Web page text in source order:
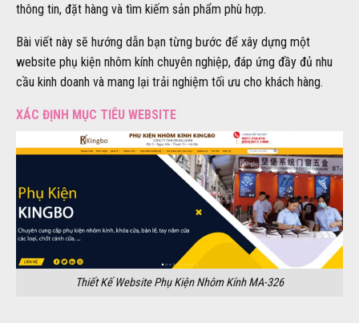
thông tin, đặt hàng và tìm kiếm sản phẩm phù hợp.
Bài viết này sẽ hướng dẫn bạn từng bước để xây dựng một
website phụ kiện nhôm kính chuyên nghiệp, đáp ứng đầy đủ nhu
cầu kinh doanh và mang lại trải nghiệm tối ưu cho khách hàng.
XÁC ĐỊNH MỤC TIÊU WEBSITE
Thiết Kế Website Phụ Kiện Nhôm Kính MA-326